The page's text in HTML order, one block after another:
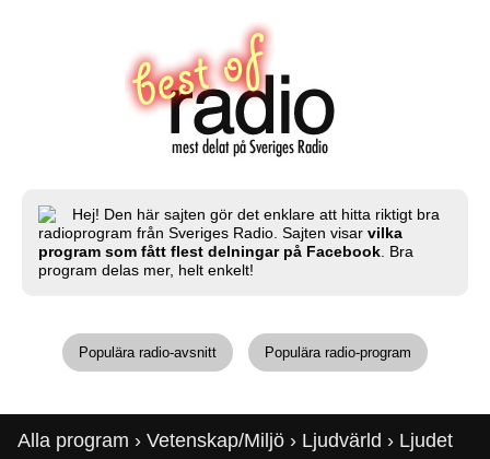
Hej! Den här sajten gör det enklare att hitta riktigt bra
radioprogram från Sveriges Radio. Sajten visar vilka
program som fått flest delningar på Facebook . Bra
program delas mer, helt enkelt!
Populära radio-avsnitt Populära radio-program
Alla program › Vetenskap/Miljö › Ljudvärld › Ljudet